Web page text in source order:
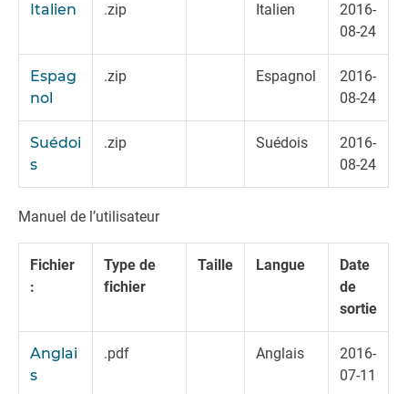
Italien .zip Italien
2016-
08-24
Espag
nol
.zip Espagnol
2016-
08-24
Suédoi
s
.zip Suédois
2016-
08-24
Manuel de l’utilisateur
Fichier
:
Type de
fichier
Taille Langue
Date
de
sortie
Anglai
s
.pdf Anglais
2016-
07-11